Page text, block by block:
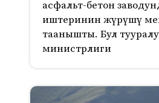
асфальт-бетон
иштеринин жүрүшү
таанышты. Бул
министрлиги